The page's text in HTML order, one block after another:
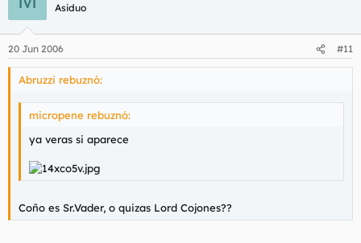
Asiduo
20 Jun 2006 #11
Abruzzi rebuznó:
micropene rebuznó:
ya veras si aparece
Coño es Sr.Vader, o quizas Lord Cojones??